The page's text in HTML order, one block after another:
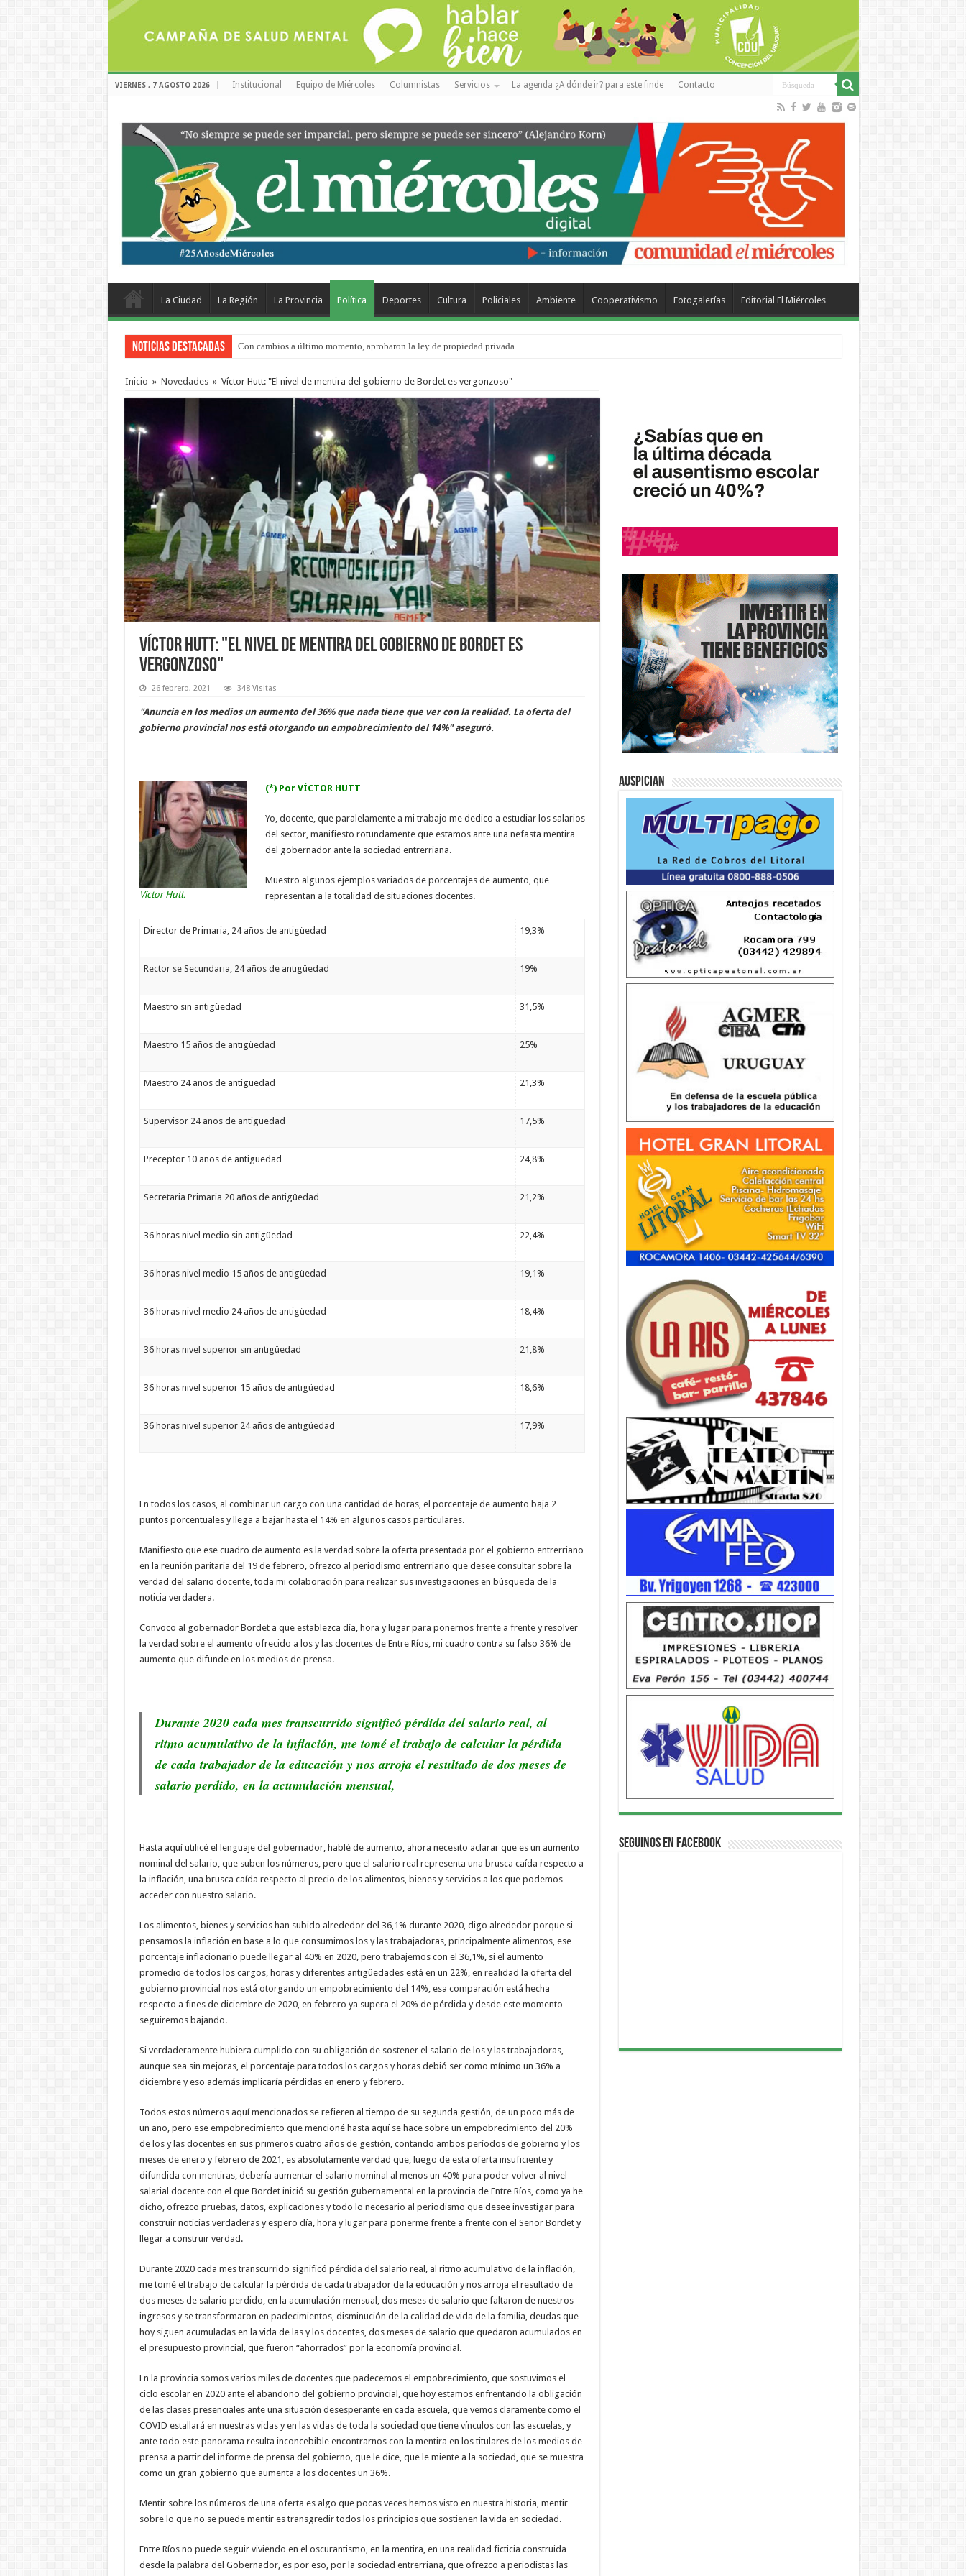
VIERNES , 7 AGOSTO 2026 Institucional Equipo de Miércoles Columnistas Servicios La agenda ¿A dónde ir? para este finde Contacto
La Ciudad La Región La Provincia Política Deportes Cultura Policiales Ambiente Cooperativismo Fotogalerías Editorial El Miércoles
Noticias Destacadas Con cambios a último momento, aprobaron la ley de propiedad privada
Del viernes 7 al domingo 9 de agosto: la agenda ¿A dónde ir? para este finde
Inicio » Novedades » Víctor Hutt: "El nivel de mentira del gobierno de Bordet es vergonzoso"
Víctor Hutt: "El nivel de mentira del gobierno de Bordet es
vergonzoso"
26 febrero, 2021 348 Visitas
"Anuncia en los medios un aumento del 36% que nada tiene que ver con la realidad. La oferta del
gobierno provincial nos está otorgando un empobrecimiento del 14%" aseguró.
Víctor Hutt.
(*) Por VÍCTOR HUTT
Yo, docente, que paralelamente a mi trabajo me dedico a estudiar los salarios
del sector, manifiesto rotundamente que estamos ante una nefasta mentira
del gobernador ante la sociedad entrerriana.
Muestro algunos ejemplos variados de porcentajes de aumento, que
representan a la totalidad de situaciones docentes.
Director de Primaria, 24 años de antigüedad 19,3%
Rector se Secundaria, 24 años de antigüedad 19%
Maestro sin antigüedad 31,5%
Maestro 15 años de antigüedad 25%
Maestro 24 años de antigüedad 21,3%
Supervisor 24 años de antigüedad 17,5%
Preceptor 10 años de antigüedad 24,8%
Secretaria Primaria 20 años de antigüedad 21,2%
36 horas nivel medio sin antigüedad 22,4%
36 horas nivel medio 15 años de antigüedad 19,1%
36 horas nivel medio 24 años de antigüedad 18,4%
36 horas nivel superior sin antigüedad 21,8%
36 horas nivel superior 15 años de antigüedad 18,6%
36 horas nivel superior 24 años de antigüedad 17,9%
En todos los casos, al combinar un cargo con una cantidad de horas, el porcentaje de aumento baja 2
puntos porcentuales y llega a bajar hasta el 14% en algunos casos particulares.
Manifiesto que ese cuadro de aumento es la verdad sobre la oferta presentada por el gobierno entrerriano
en la reunión paritaria del 19 de febrero, ofrezco al periodismo entrerriano que desee consultar sobre la
verdad del salario docente, toda mi colaboración para realizar sus investigaciones en búsqueda de la
noticia verdadera.
Convoco al gobernador Bordet a que establezca día, hora y lugar para ponernos frente a frente y resolver
la verdad sobre el aumento ofrecido a los y las docentes de Entre Ríos, mi cuadro contra su falso 36% de
aumento que difunde en los medios de prensa.
Durante 2020 cada mes transcurrido significó pérdida del salario real, al
ritmo acumulativo de la inflación, me tomé el trabajo de calcular la pérdida
de cada trabajador de la educación y nos arroja el resultado de dos meses de
salario perdido, en la acumulación mensual,
Hasta aquí utilicé el lenguaje del gobernador, hablé de aumento, ahora necesito aclarar que es un aumento
nominal del salario, que suben los números, pero que el salario real representa una brusca caída respecto a
la inflación, una brusca caída respecto al precio de los alimentos, bienes y servicios a los que podemos
acceder con nuestro salario.
Los alimentos, bienes y servicios han subido alrededor del 36,1% durante 2020, digo alrededor porque si
pensamos la inflación en base a lo que consumimos los y las trabajadoras, principalmente alimentos, ese
porcentaje inflacionario puede llegar al 40% en 2020, pero trabajemos con el 36,1%, si el aumento
promedio de todos los cargos, horas y diferentes antigüedades está en un 22%, en realidad la oferta del
gobierno provincial nos está otorgando un empobrecimiento del 14%, esa comparación está hecha
respecto a fines de diciembre de 2020, en febrero ya supera el 20% de pérdida y desde este momento
seguiremos bajando.
Si verdaderamente hubiera cumplido con su obligación de sostener el salario de los y las trabajadoras,
aunque sea sin mejoras, el porcentaje para todos los cargos y horas debió ser como mínimo un 36% a
diciembre y eso además implicaría pérdidas en enero y febrero.
Todos estos números aquí mencionados se refieren al tiempo de su segunda gestión, de un poco más de
un año, pero ese empobrecimiento que mencioné hasta aquí se hace sobre un empobrecimiento del 20%
de los y las docentes en sus primeros cuatro años de gestión, contando ambos períodos de gobierno y los
meses de enero y febrero de 2021, es absolutamente verdad que, luego de esta oferta insuficiente y
difundida con mentiras, debería aumentar el salario nominal al menos un 40% para poder volver al nivel
salarial docente con el que Bordet inició su gestión gubernamental en la provincia de Entre Ríos, como ya he
dicho, ofrezco pruebas, datos, explicaciones y todo lo necesario al periodismo que desee investigar para
construir noticias verdaderas y espero día, hora y lugar para ponerme frente a frente con el Señor Bordet y
llegar a construir verdad.
Durante 2020 cada mes transcurrido significó pérdida del salario real, al ritmo acumulativo de la inflación,
me tomé el trabajo de calcular la pérdida de cada trabajador de la educación y nos arroja el resultado de
dos meses de salario perdido, en la acumulación mensual, dos meses de salario que faltaron de nuestros
ingresos y se transformaron en padecimientos, disminución de la calidad de vida de la familia, deudas que
hoy siguen acumuladas en la vida de las y los docentes, dos meses de salario que quedaron acumulados en
el presupuesto provincial, que fueron “ahorrados” por la economía provincial.
En la provincia somos varios miles de docentes que padecemos el empobrecimiento, que sostuvimos el
ciclo escolar en 2020 ante el abandono del gobierno provincial, que hoy estamos enfrentando la obligación
de las clases presenciales ante una situación desesperante en cada escuela, que vemos claramente como el
COVID estallará en nuestras vidas y en las vidas de toda la sociedad que tiene vínculos con las escuelas, y
ante todo este panorama resulta inconcebible encontrarnos con la mentira en los titulares de los medios de
prensa a partir del informe de prensa del gobierno, que le dice, que le miente a la sociedad, que se muestra
como un gran gobierno que aumenta a los docentes un 36%.
Mentir sobre los números de una oferta es algo que pocas veces hemos visto en nuestra historia, mentir
sobre lo que no se puede mentir es transgredir todos los principios que sostienen la vida en sociedad.
Entre Ríos no puede seguir viviendo en el oscurantismo, en la mentira, en una realidad ficticia construida
desde la palabra del Gobernador, es por eso, por la sociedad entrerriana, que ofrezco a periodistas las
Auspician
Seguinos en Facebook